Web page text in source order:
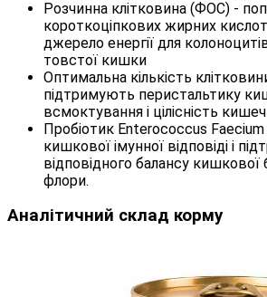
Розчинна клітковина (ФОС) -
короткоціпкових жирних
джерело енергії для
товстої кишки
Оптимальна кількість
підтримують перистальтику
всмоктування і цілісність
Пробіотик Enterococcus Faecium
кишкової імунної відповіді і
відповідного балансу кишкової
флори.
Аналітичний склад корму